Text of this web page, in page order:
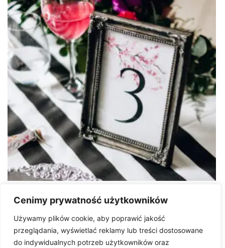
Cenimy prywatność użytkowników
Używamy plików cookie, aby poprawić jakość
przeglądania, wyświetlać reklamy lub treści dostosowane
do indywidualnych potrzeb użytkowników oraz
Numery stołów WIOSNA